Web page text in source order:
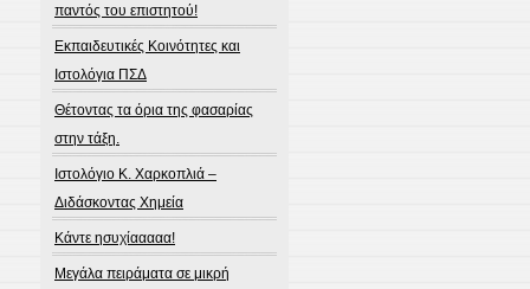
παντός του επιστητού!
Εκπαιδευτικές Κοινότητες και
Ιστολόγια ΠΣΔ
Θέτοντας τα όρια της φασαρίας
στην τάξη.
Ιστολόγιο Κ. Χαρκοπλιά –
Διδάσκοντας Χημεία
Κάντε ησυχίααααα!
Μεγάλα πειράματα σε μικρή